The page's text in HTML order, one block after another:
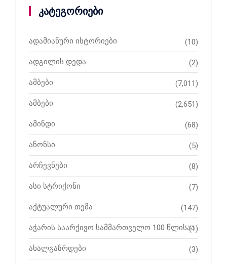
კატეგორიები
ადამიანური ისტორიები (10)
ადგილის დედა (2)
ამბები (7,011)
ამბები (2,651)
ამინდი (68)
ანონსი (5)
არჩევნები (8)
ასი სტრიქონი (7)
აქტუალური თემა (147)
აჭარის საარქივო სამმართველო 100 წლისაა
(1)
ახალგაზრდები (3)